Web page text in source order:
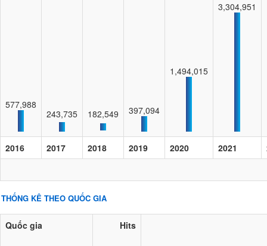
577,988
243,735
182,549 397,094
1,494,015
3,304,951
2016 2017 2018 2019 2020 2021
THỐNG KÊ THEO QUỐC GIA
Quốc gia Hits